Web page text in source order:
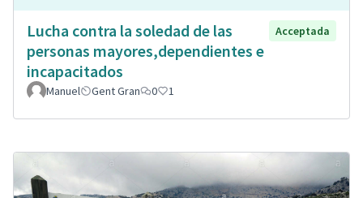
Lucha contra la soledad de las
personas mayores,dependientes e
incapacitados
Acceptada
Manuel Gent Gran 0 1